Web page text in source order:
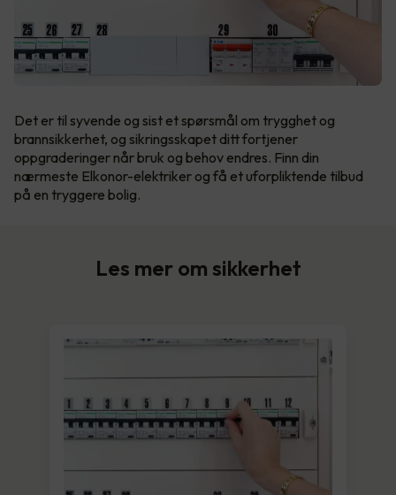
Det er til syvende og sist et spørsmål om trygghet og
brannsikkerhet, og sikringsskapet ditt fortjener
oppgraderinger når bruk og behov endres. Finn din
nærmeste Elkonor-elektriker og få et uforpliktende tilbud
på en tryggere bolig.
Les mer om sikkerhet